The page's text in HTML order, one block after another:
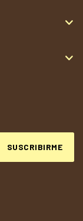
SUSCRIBIRME